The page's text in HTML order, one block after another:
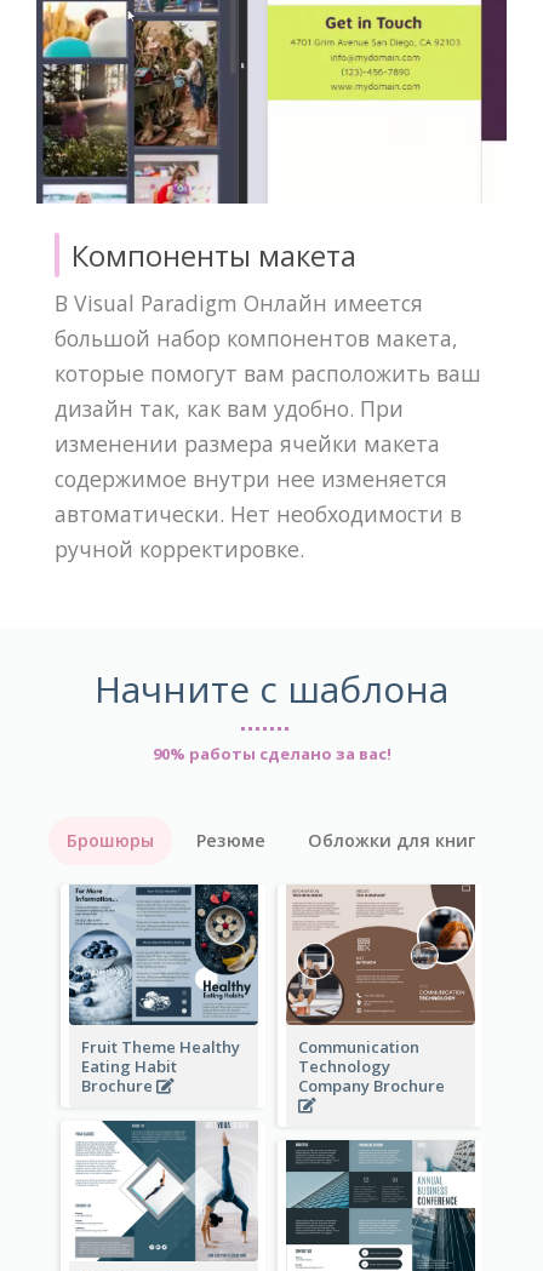
Компоненты макета
В Visual Paradigm Онлайн имеется
большой набор компонентов макета,
которые помогут вам расположить ваш
дизайн так, как вам удобно. При
изменении размера ячейки макета
содержимое внутри нее изменяется
автоматически. Нет необходимости в
ручной корректировке.
Начните с шаблона
90% работы сделано за вас!
Брошюры Резюме Обложки для книг
Fruit Theme Healthy
Eating Habit
Brochure
Communication
Technology
Company Brochure